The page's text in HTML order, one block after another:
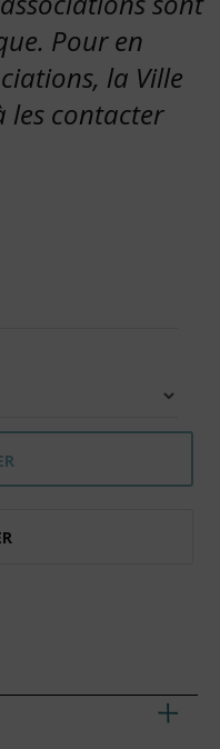
Pour en
la Ville
les contacter